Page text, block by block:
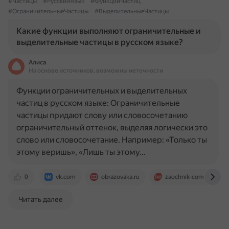
#ОграничительныеЧастицы
#ВыделительныеЧастицы
Какие функции выполняют ограничительные и
выделительные частицы в русском языке?
Алиса
На основе источников, возможны неточности
0 vk.com obrazovaka.ru zaochnik-com.com
Функции ограничительных и выделительных
частиц в русском языке: Ограничительные
частицы придают слову или словосочетанию
ограничительный оттенок, выделяя логически это
слово или словосочетание. Например: «Только ты
этому веришь», «Лишь ты этому…
Читать далее